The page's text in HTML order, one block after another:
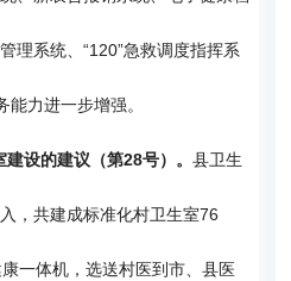
理系统、“120”急救调度指挥系
力进一步增强。
设的建议（第28号）。 县卫生
，共建成标准化村卫生室76
一体机，选送村医到市、县医